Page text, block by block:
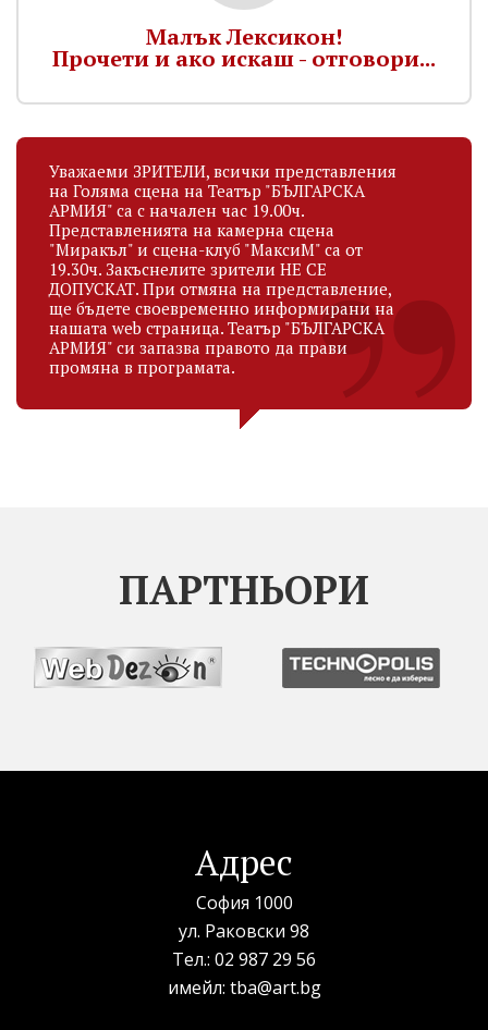
Малък Лексикон!
Прочети и ако искаш - отговори...
Уважаеми ЗРИТЕЛИ, всички представления
на Голяма сцена на Театър "БЪЛГАРСКА
АРМИЯ" са с начален час 19.00ч.
Представленията на камерна сцена
"Миракъл" и сцена-клуб "МаксиМ" са от
19.30ч. Закъснелите зрители НЕ СЕ
ДОПУСКАТ. При отмяна на представление,
ще бъдете своевременно информирани на
нашата web страница. Театър "БЪЛГАРСКА
АРМИЯ" си запазва правото да прави
промяна в програмата.
ПАРТНЬОРИ
Адрес
София 1000
ул. Раковски 98
Тел.: 02 987 29 56
имейл: tba@art.bg